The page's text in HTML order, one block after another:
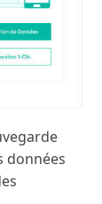
données